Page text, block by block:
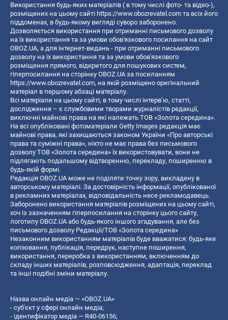
Використання будь-яких матеріалів ( в тому числі фото- та відео-),
розміщених на цьому сайті https://www.obozrevatel.com та всіх його
піддоменах, в будь-якому вигляді суворо заборонено.
Дозволяється використання при отриманні письмового дозволу
на їх використання та за умови обов'язкового посилання на сайт
OBOZ.UA, а для інтернет-видань - при отриманні письмового
дозволу на їх використання та за умови обов'язкового
розміщення прямого, відкритого для пошукових систем,
гіперпосилання на сторінку OBOZ.UA за посиланням
https://www.obozrevatel.com, на якій розміщено оригінальний
матеріал в першому абзаці матеріалу.
Всі матеріали на цьому сайті, в тому числі інтерв’ю, статті,
дослідження – є службовими творами журналістів редакції,
виключні майнові права на які належать ТОВ «Золота середина».
На всі опубліковані фотоматеріали Getty Images редакція має
майнові права, які захищаються законом України «Про авторські
права та суміжні права», ніхто не має права без письмового
дозволу ТОВ «Золота середина» їх використовувати, вони не
підлягають подальшому відтворенню, перекладу, поширенню в
будь-якій формі.
Редакція OBOZ.UA може не поділяти точку зору, викладену в
авторському матеріалі. За достовірність інформації, опублікованої
в рекламних матеріалах, відповідальність несе рекламодавець.
Заборонено використання матеріалів розміщених на цьому сайті,
хоч із зазначенням гіперпосилання на сторінку цього сайту,
логотипу OBOZ.UA або будь-якого іншого згадування, але без
письмового дозволу Редакції/ТОВ «Золота середина»
Незаконним використанням матеріалів буде вважатися: будь-яке
копiювання, публiкацiя, передрук, наступне поширення,
використання, переробка з використанням, включенням до
складу інших матеріалів, розповсюдження, адаптація, переклад
та інші подібні зміни матеріалу.
Назва онлайн медіа — «OBOZ.UA»
- суб'єкт у сфері онлайн медіа;
- ідентифікатор медіа — R40-06156;